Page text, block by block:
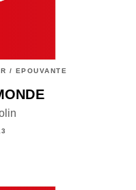
/ EPOUVANTE